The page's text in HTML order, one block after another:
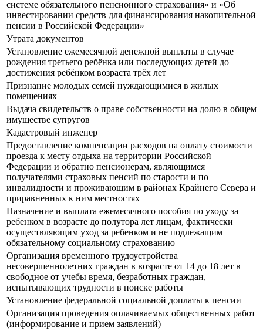
системе обязательного пенсионного страхования» и «Об
инвестировании средств для финансирования накопительной
пенсии в Российской Федерации»
Утрата документов
Установление ежемесячной денежной выплаты в случае
рождения третьего ребёнка или последующих детей до
достижения ребёнком возраста трёх лет
Признание молодых семей нуждающимися в жилых
помещениях
Выдача свидетельств о праве собственности на долю в общем
имуществе супругов
Кадастровый инженер
Предоставление компенсации расходов на оплату стоимости
проезда к месту отдыха на территории Российской
Федерации и обратно пенсионерам, являющимся
получателями страховых пенсий по старости и по
инвалидности и проживающим в районах Крайнего Севера и
приравненных к ним местностях
Назначение и выплата ежемесячного пособия по уходу за
ребенком в возрасте до полутора лет лицам, фактически
осуществляющим уход за ребенком и не подлежащим
обязательному социальному страхованию
Организация временного трудоустройства
несовершеннолетних граждан в возрасте от 14 до 18 лет в
свободное от учебы время, безработных граждан,
испытывающих трудности в поиске работы
Установление федеральной социальной доплаты к пенсии
Организация проведения оплачиваемых общественных работ
(информирование и прием заявлений)